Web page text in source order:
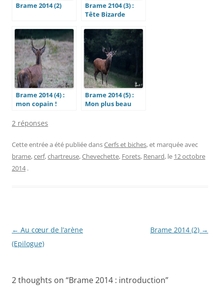
Brame 2014 (2)
Brame 2104 (3) :
Tête Bizarde
Brame 2014 (4) :
mon copain !
Brame 2014 (5) :
Mon plus beau
2 réponses
Cette entrée a été publiée dansCerfs et biches, et marquée avec
brame,cerf,chartreuse,Chevechette, Forets, Renard, le 12 octobre
2014 .
Navigation
des
← Au cœur de l’arène
(Epilogue)
Brame 2014 (2) →
2 thoughts on “Brame 2014 : introduction”